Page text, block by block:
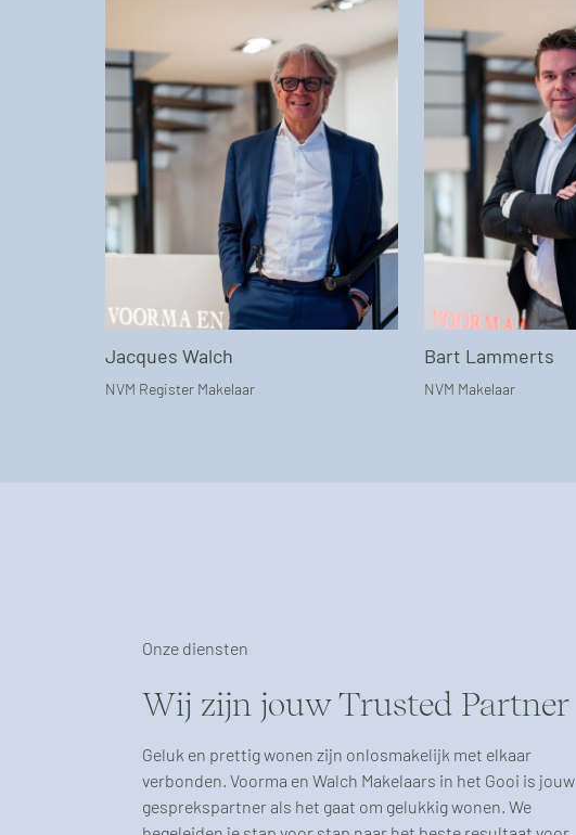
Jacques Walch
NVM Register Makelaar
Bart Lammerts
NVM Makelaar
Onze diensten
Wij zijn jouw Trusted Partner
Geluk en prettig wonen zijn onlosmakelijk met elkaar
verbonden. Voorma en Walch Makelaars in het Gooi is jouw
gesprekspartner als het gaat om gelukkig wonen. We